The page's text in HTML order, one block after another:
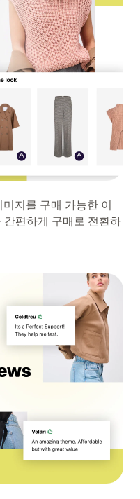
지를 구매 가능한 이
편하게 구매로 전환하